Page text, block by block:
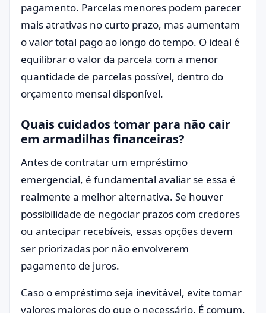
pagamento. Parcelas menores podem parecer
mais atrativas no curto prazo, mas aumentam
o valor total pago ao longo do tempo. O ideal é
equilibrar o valor da parcela com a menor
quantidade de parcelas possível, dentro do
orçamento mensal disponível.
Quais cuidados tomar para não cair
em armadilhas financeiras?
Antes de contratar um empréstimo
emergencial, é fundamental avaliar se essa é
realmente a melhor alternativa. Se houver
possibilidade de negociar prazos com credores
ou antecipar recebíveis, essas opções devem
ser priorizadas por não envolverem
pagamento de juros.
Caso o empréstimo seja inevitável, evite tomar
valores maiores do que o necessário. É comum,